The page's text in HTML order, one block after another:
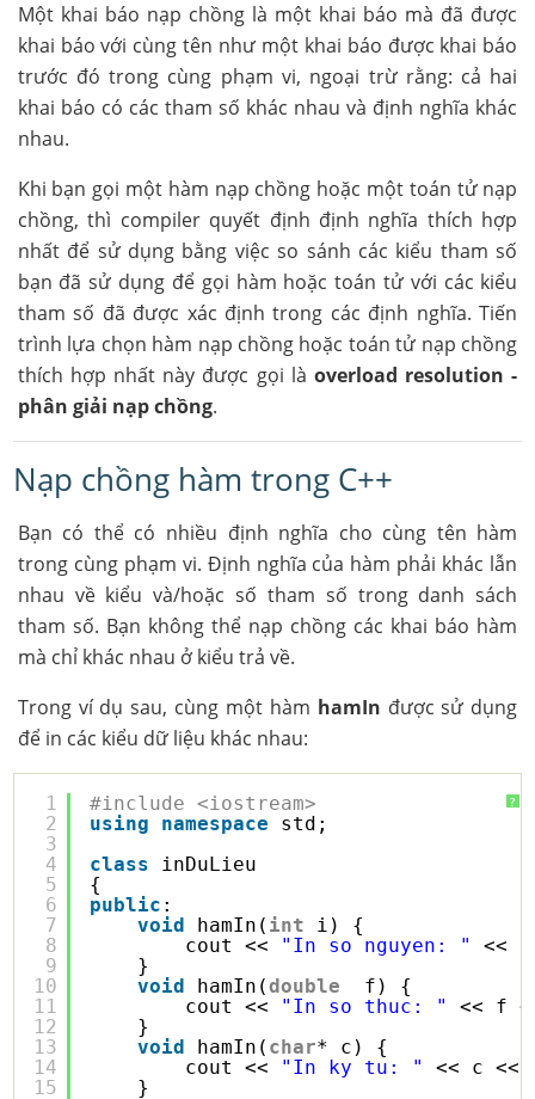
Một khai báo nạp chồng là một khai báo mà đã được
khai báo với cùng tên như một khai báo được khai báo
trước đó trong cùng phạm vi, ngoại trừ rằng: cả hai
khai báo có các tham số khác nhau và định nghĩa khác
nhau.
Khi bạn gọi một hàm nạp chồng hoặc một toán tử nạp
chồng, thì compiler quyết định định nghĩa thích hợp
nhất để sử dụng bằng việc so sánh các kiểu tham số
bạn đã sử dụng để gọi hàm hoặc toán tử với các kiểu
tham số đã được xác định trong các định nghĩa. Tiến
trình lựa chọn hàm nạp chồng hoặc toán tử nạp chồng
thích hợp nhất này được gọi là overload resolution -
phân giải nạp chồng.
Nạp chồng hàm trong C++
Bạn có thể có nhiều định nghĩa cho cùng tên hàm
trong cùng phạm vi. Định nghĩa của hàm phải khác lẫn
nhau về kiểu và/hoặc số tham số trong danh sách
tham số. Bạn không thể nạp chồng các khai báo hàm
mà chỉ khác nhau ở kiểu trả về.
Trong ví dụ sau, cùng một hàm hamIn được sử dụng
để in các kiểu dữ liệu khác nhau:
?
1
2
3
4
5
6
7
8
9
10
11
12
13
14
15
#include <iostream>
using
namespace
std;
class
inDuLieu
{
public :
void
hamIn( int
i) {
cout << "In so nguyen: "
<<
}
void
hamIn(double
f) {
cout << "In so thuc: "
<< f
}
void
hamIn( char* c) {
cout << "In ky tu: "
<< c <<
}